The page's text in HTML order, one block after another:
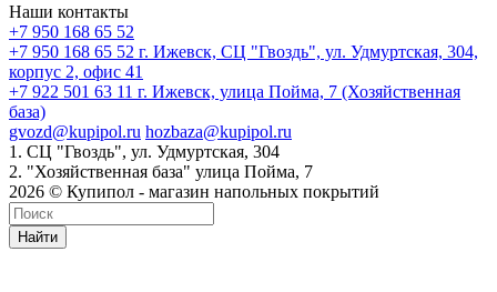
Наши контакты
+7 950 168 65 52
+7 950 168 65 52 г. Ижевск, СЦ "Гвоздь", ул. Удмуртская, 304,
корпус 2, офис 41
+7 922 501 63 11 г. Ижевск, улица Пойма, 7 (Хозяйственная
база)
gvozd@kupipol.ru hozbaza@kupipol.ru
1. СЦ "Гвоздь", ул. Удмуртская, 304
2. "Хозяйственная база" улица Пойма, 7
2026 © Купипол - магазин напольных покрытий
Найти